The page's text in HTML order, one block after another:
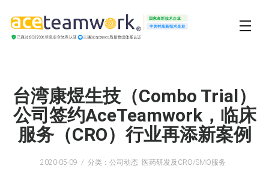
台湾康煜生技（Combo Trial）
公司签约AceTeamwork，临床
服务（CRO）行业再添新案例
2020-05-09 分类：公司动态 医药研发及CRO/SMO服务